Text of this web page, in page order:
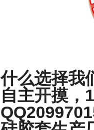
什么选择我
自主开摸，